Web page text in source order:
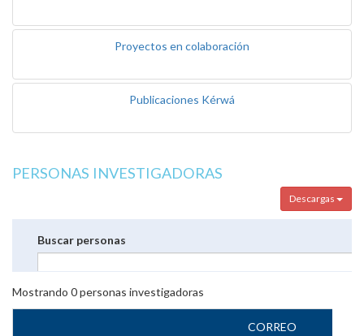
Proyectos en colaboración
Publicaciones Kérwá
PERSONAS INVESTIGADORAS
Descargas
Buscar personas
Mostrando 0personas investigadoras
CORREO